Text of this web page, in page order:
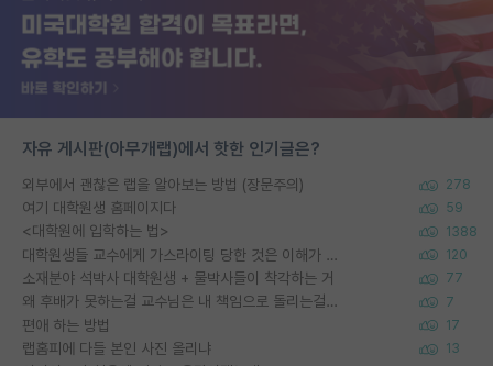
자유 게시판(아무개랩)에서 핫한 인기글은?
외부에서 괜찮은 랩을 알아보는 방법 (장문주의) 278
여기 대학원생 홈페이지다 59
<대학원에 입학하는 법> 1388
대학원생들 교수에게 가스라이팅 당한 것은 이해가 갑니다. 안타깝네요. 120
소재분야 석박사 대학원생 + 물박사들이 착각하는 거 77
왜 후배가 못하는걸 교수님은 내 책임으로 돌리는걸까요? 7
편애 하는 방법 17
랩홈피에 다들 본인 사진 올리냐 13